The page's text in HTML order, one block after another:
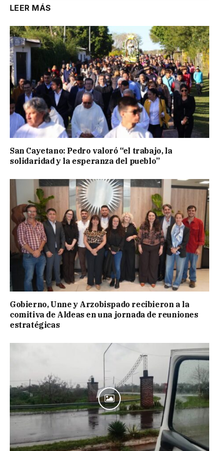
LEER MÁS
San Cayetano: Pedro valoró “el trabajo, la
solidaridad y la esperanza del pueblo”
Gobierno, Unne y Arzobispado recibieron a la
comitiva de Aldeas en una jornada de reuniones
estratégicas